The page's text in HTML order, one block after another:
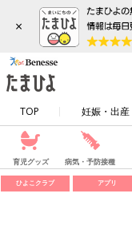
×
TOP 妊娠・出産
育児グッズ 病気・予防接種
ひよこクラブ アプリ